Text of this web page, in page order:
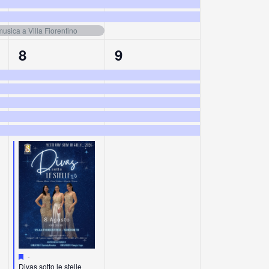
a Villa Fiorentino
6
eventi,
8
-
Divas sotto le stelle
5
eventi,
9